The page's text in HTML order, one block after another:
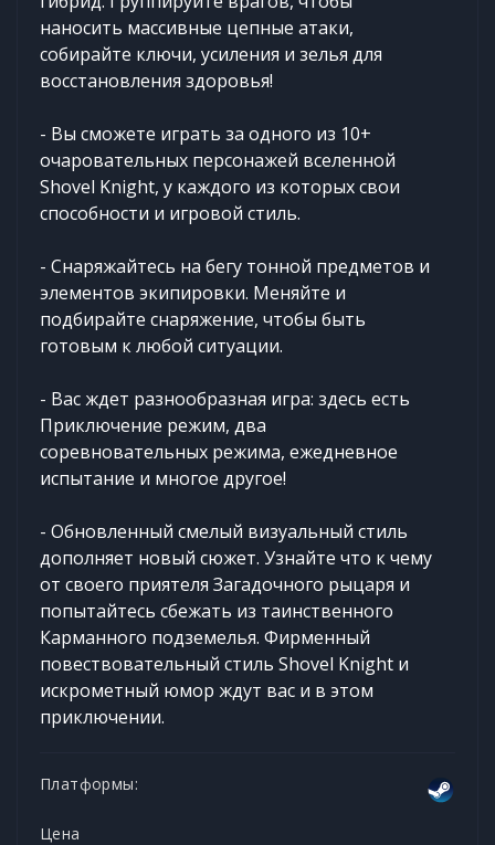
наносить массивные цепные атаки,
собирайте ключи, усиления и зелья для
восстановления здоровья!
- Вы сможете играть за одного из 10+
очаровательных персонажей вселенной
Shovel Knight, у каждого из которых свои
способности и игровой стиль.
- Снаряжайтесь на бегу тонной предметов и
элементов экипировки. Меняйте и
подбирайте снаряжение, чтобы быть
готовым к любой ситуации.
- Вас ждет разнообразная игра: здесь есть
Приключение режим, два
соревновательных режима, ежедневное
испытание и многое другое!
- Обновленный смелый визуальный стиль
дополняет новый сюжет. Узнайте что к чему
от своего приятеля Загадочного рыцаря и
попытайтесь сбежать из таинственного
Карманного подземелья. Фирменный
повествовательный стиль Shovel Knight и
искрометный юмор ждут вас и в этом
приключении.
Платформы:
Цена